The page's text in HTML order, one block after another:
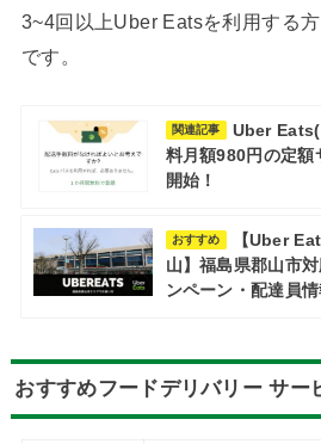
3~4回以上Uber Eatsを利用する
です。
関連記事
Uber
料月額980円の定
開始！
おすすめ
【Uber
山】福島県郡山市
ンペーン・配達員
おすすめフードデリバリー サ